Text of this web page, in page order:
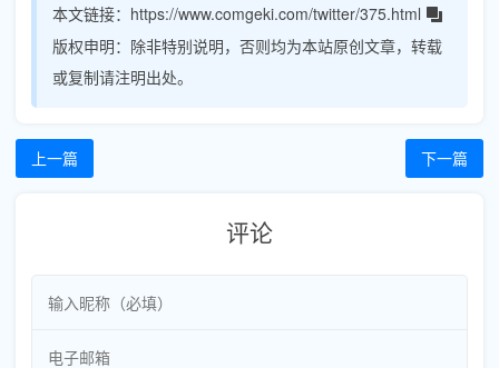
本文链接： https://www.comgeki.com/twitter/375.html
版权申明： 除非特别说明，否则均为本站原创文章，转载
或复制请注明出处。
上一篇 下一篇
评论